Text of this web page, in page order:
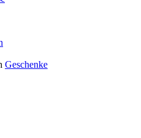
Geschenke